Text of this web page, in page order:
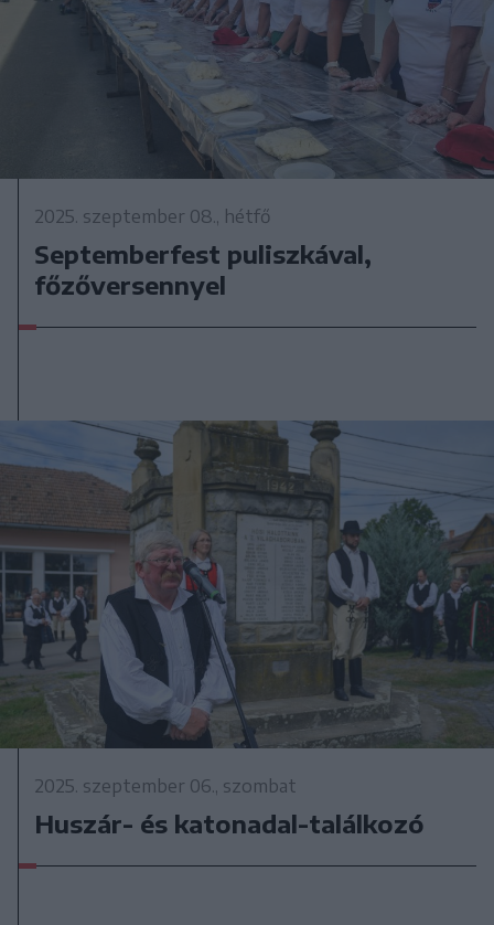
2025. szeptember 08., hétfő
Septemberfest puliszkával,
főzőversennyel
2025. szeptember 06., szombat
Huszár- és katonadal-találkozó